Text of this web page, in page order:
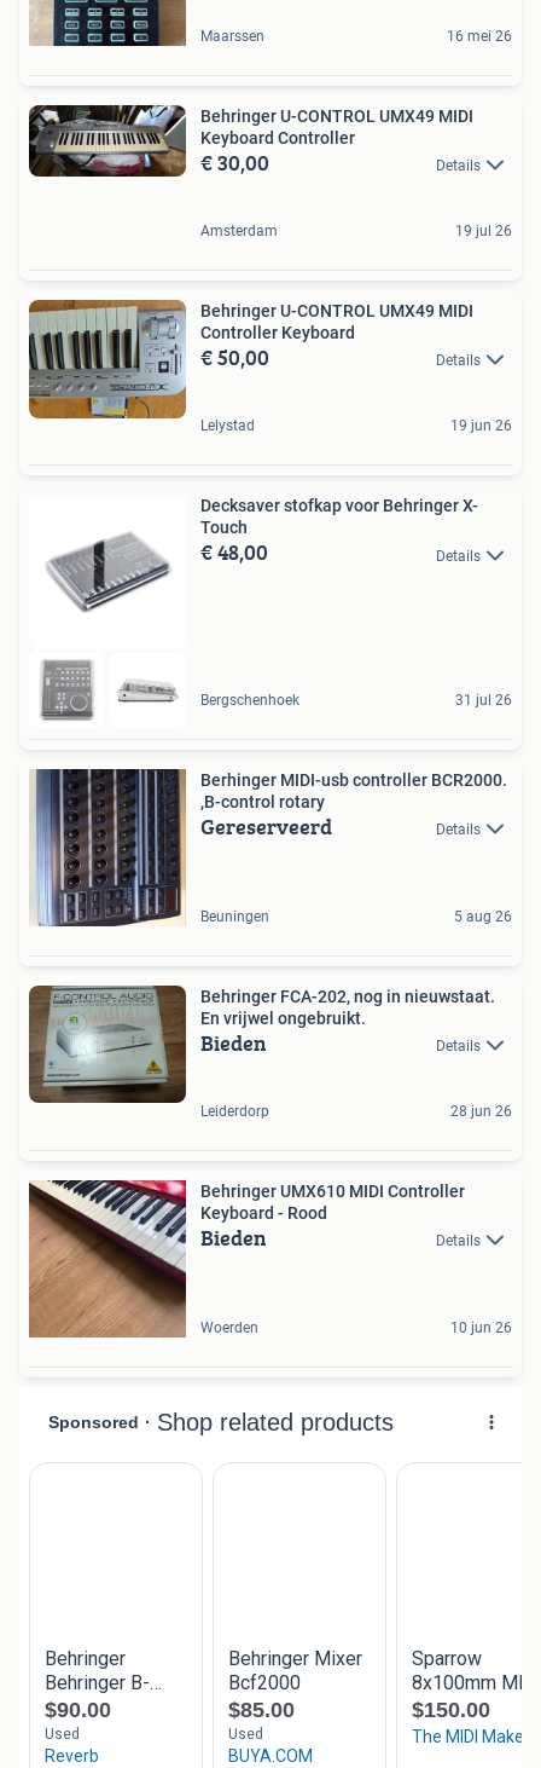
Maarssen 16 mei 26
Behringer U-CONTROL UMX49 MIDI
Keyboard Controller
€ 30,00 Details
Amsterdam 19 jul 26
Behringer U-CONTROL UMX49 MIDI
Controller Keyboard
€ 50,00 Details
Lelystad 19 jun 26
Decksaver stofkap voor Behringer X-
Touch
€ 48,00 Details
Bergschenhoek 31 jul 26
Berhinger MIDI-usb controller BCR2000.
,B-control rotary
Gereserveerd Details
Beuningen 5 aug 26
Behringer FCA-202, nog in nieuwstaat.
En vrijwel ongebruikt.
Bieden Details
Leiderdorp 28 jun 26
Behringer UMX610 MIDI Controller
Keyboard - Rood
Bieden Details
Woerden 10 jun 26